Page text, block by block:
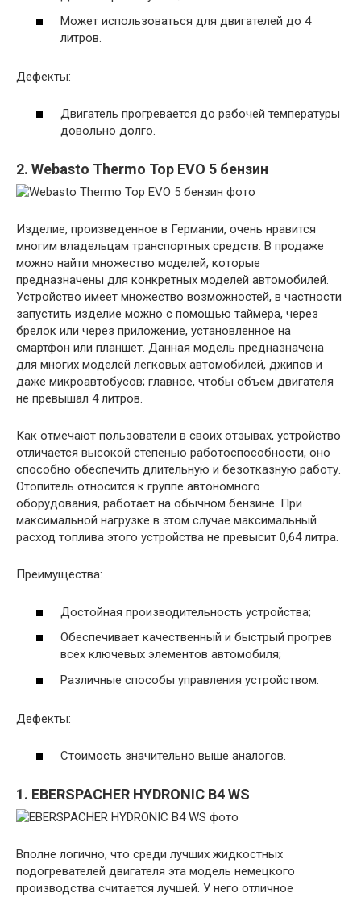
Может использоваться для двигателей до 4
литров.
Дефекты:
Двигатель прогревается до рабочей температуры
довольно долго.
2. Webasto Thermo Top EVO 5 бензин
Изделие, произведенное в Германии, очень нравится
многим владельцам транспортных средств. В продаже
можно найти множество моделей, которые
предназначены для конкретных моделей автомобилей.
Устройство имеет множество возможностей, в частности
запустить изделие можно с помощью таймера, через
брелок или через приложение, установленное на
смартфон или планшет. Данная модель предназначена
для многих моделей легковых автомобилей, джипов и
даже микроавтобусов; главное, чтобы объем двигателя
не превышал 4 литров.
Как отмечают пользователи в своих отзывах, устройство
отличается высокой степенью работоспособности, оно
способно обеспечить длительную и безотказную работу.
Отопитель относится к группе автономного
оборудования, работает на обычном бензине. При
максимальной нагрузке в этом случае максимальный
расход топлива этого устройства не превысит 0,64 литра.
Преимущества:
Достойная производительность устройства;
Обеспечивает качественный и быстрый прогрев
всех ключевых элементов автомобиля;
Различные способы управления устройством.
Дефекты:
Стоимость значительно выше аналогов.
1. EBERSPACHER HYDRONIC B4 WS
Вполне логично, что среди лучших жидкостных
подогревателей двигателя эта модель немецкого
производства считается лучшей. У него отличное